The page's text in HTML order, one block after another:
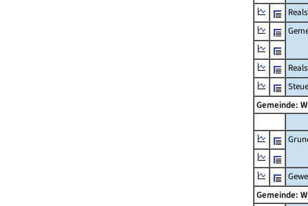
Gemeinde:
Gemeinde: